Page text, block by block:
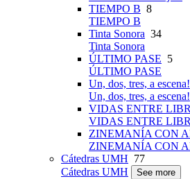
TIEMPO B 8
TIEMPO B
Tinta Sonora 34
Tinta Sonora
ÚLTIMO PASE 5
ÚLTIMO PASE
Un, dos, tres, a escena!
Un, dos, tres, a escena!
VIDAS ENTRE
VIDAS ENTRE
ZINEMANÍA CON
ZINEMANÍA CON
Cátedras UMH 77
Cátedras UMH
See more